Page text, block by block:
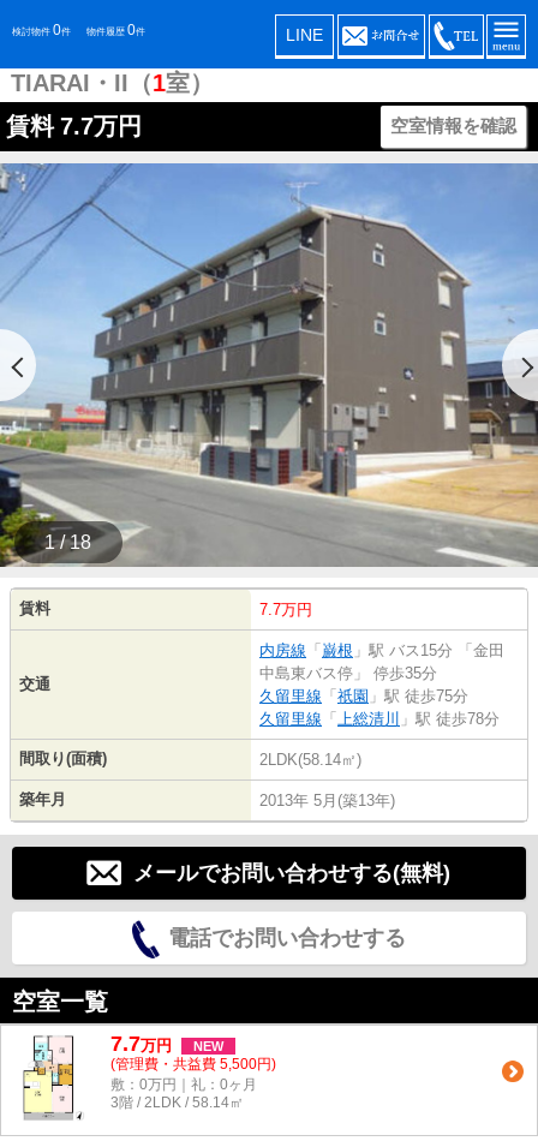
検討物件 0件 物件履歴 0件 LINE
TIARAI・II（1室）
賃料 7.7万円 空室情報を確認
1 / 18
賃料 7.7万円
交通
内房線 「 巌根 」駅 バス15分 「金田
中島東バス停」 停歩35分
久留里線 「 祇園 」駅 徒歩75分
久留里線 「 上総清川 」駅 徒歩78分
間取り(面積) 2LDK(58.14㎡)
築年月 2013年 5月(築13年)
メールでお問い合わせする(無料)
電話でお問い合わせする
空室一覧
7.7万円 NEW
(管理費・共益費 5,500円)
敷：0万円｜礼：0ヶ月
3階 / 2LDK / 58.14㎡